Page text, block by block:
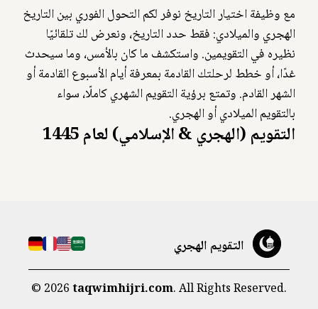
مع وظيفة اختيار التاريخ نوفر لكم التحول الفوري بين التاريخ
الهجري والميلادي: فقط حدد التاريخ، ونعرض لك تلقائيًا
نظيره في التقويمين. واستكشف ما كان بالأمس، وما سيحدث
غدًا، أو خطط لرحلتك القادمة بمعرفة أيام الأسبوع القادمة أو
الشهر القادم. وتمتع برؤية التقويم الشهري كاملًا، سواء
بالتقويم الميلادي أو الهجري.
التقويم (الهجري & الإسلامي) لعام 1445
التقويم الهجري
© 2026taqwimhijri.com. All Rights Reserved.